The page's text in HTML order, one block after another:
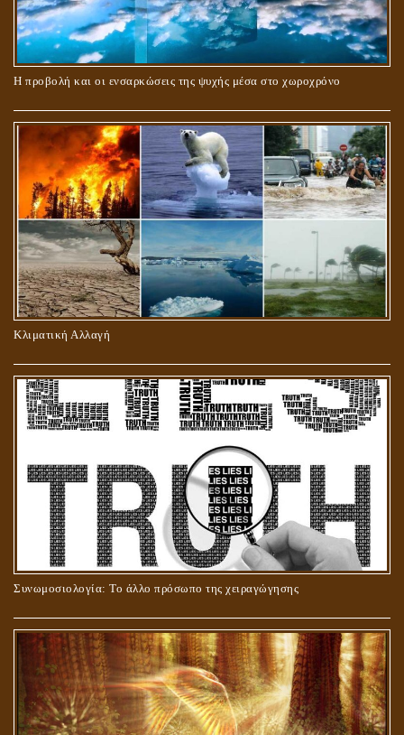
Η προβολή και οι ενσαρκώσεις της ψυχής μέσα στο χωροχρόνο
Κλιματική Αλλαγή
Συνωμοσιολογία: Το άλλο πρόσωπο της χειραγώγησης
ΠΕΡΙ ΓΑΜΟΥ ΚΑΙ ΔΙΑΖΥΓΙΟΥ
ΠΕΡΙ ΠΡΟΣΕΥΧΗΣ, ΝΗΣΤΕΙΑΣ ΚΑΙ ΕΛΕΗΜΟΣΥΝΗΣ
ΣΤΑΥΡΩΣΗ ΤΟΥ ΧΡΙΣΤΟΥ: ΜΥΘΟΣ Ή ΠΡΑΓΜΑΤΙΚΟΤΗΤΑ;